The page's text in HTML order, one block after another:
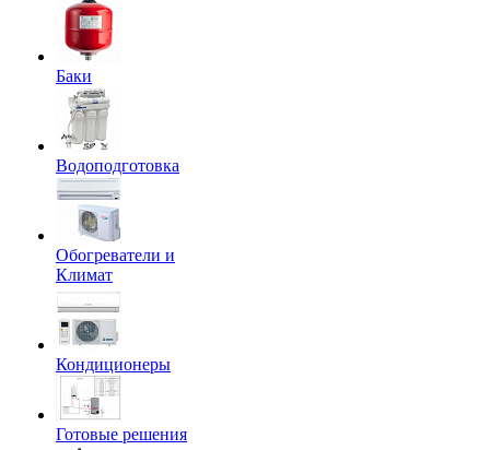
Баки
Водоподготовка
Обогреватели и
Климат
Кондиционеры
Готовые решения